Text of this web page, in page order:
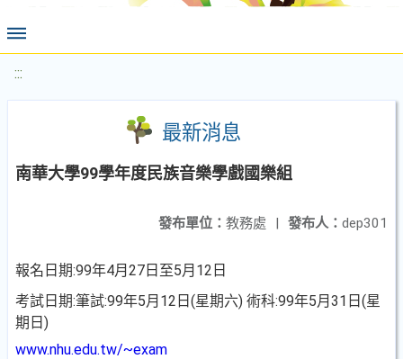
:::
最新消息
南華大學99學年度民族音樂學戲國樂組
發布人： dep301
發布單位： 教務處 |
報名日期:99年4月27日至5月12日
考試日期:筆試:99年5月12日(星期六) 術科:99年5月31日(星
期日)
www.nhu.edu.tw/~exam